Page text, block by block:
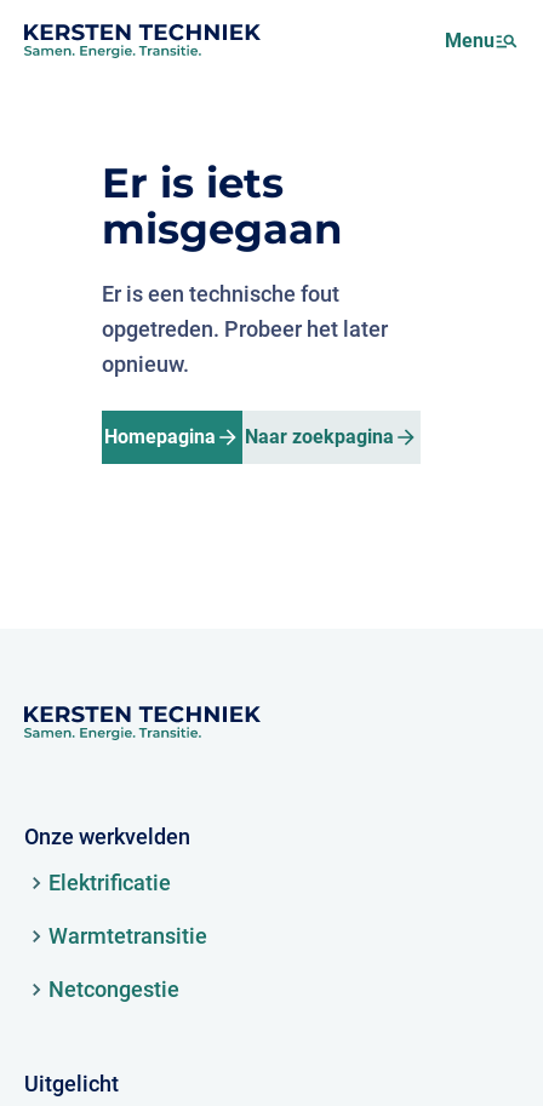
Over ons
Projecten
Menu
Er is iets
misgegaan
Er is een technische fout
opgetreden. Probeer het later
opnieuw.
Homepagina Naar zoekpagina
Onze werkvelden
Elektrificatie
Warmtetransitie
Netcongestie
Uitgelicht